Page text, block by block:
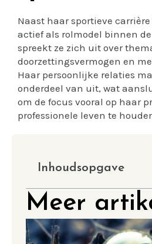
Naast haar sportieve
actief als rolmodel binnen
spreekt ze zich uit over
doorzettingsvermogen en
Haar persoonlijke relaties
onderdeel van uit, wat
om de focus vooral op haar
professionele leven te
Inhoudsopgave
Meer